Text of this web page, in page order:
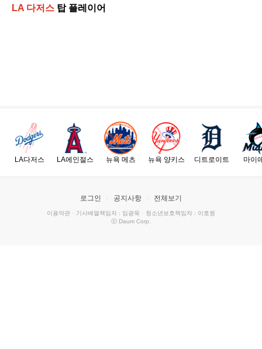
LA 다저스 탑 플레이어
LA다저스 LA에인절스 뉴욕 메츠 뉴욕 양키스 디트로이트 마이
로그인 공지사항 전체보기
이용약관 · 기사배열책임자 : 임광욱 · 청소년보호책임자 : 이호원
ⓒ Daum Corp.